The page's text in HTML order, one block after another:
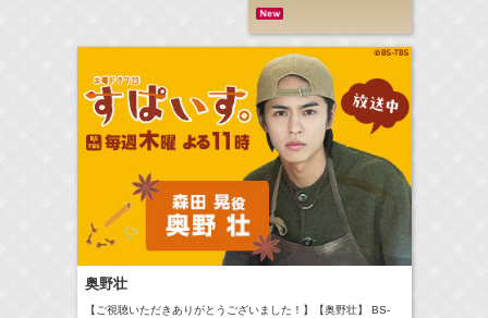
奥野壮
【ご視聴いただきありがとうございました！】【奥野壮】 BS-